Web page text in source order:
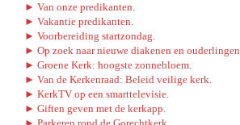
► Van onze predikanten.
► Vakantie predikanten.
► Voorbereiding startzondag.
► Op zoek naar nieuwe diakenen en ouderlingen
► Groene Kerk: hoogste zonnebloem.
► Van de Kerkenraad: Beleid veilige kerk.
► KerkTV op een smarttelevisie.
► Giften geven met de kerkapp.